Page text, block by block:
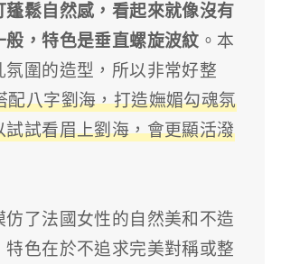
蓬鬆自然感，看起來就像沒有
般，特色是垂直螺旋波紋 。本
氛圍的造型，所以非常好整
配八字劉海，打造嫵媚勾魂氛
試試看眉上劉海，會更顯活潑
仿了法國女性的自然美和不造
特色在於不追求完美對稱或整